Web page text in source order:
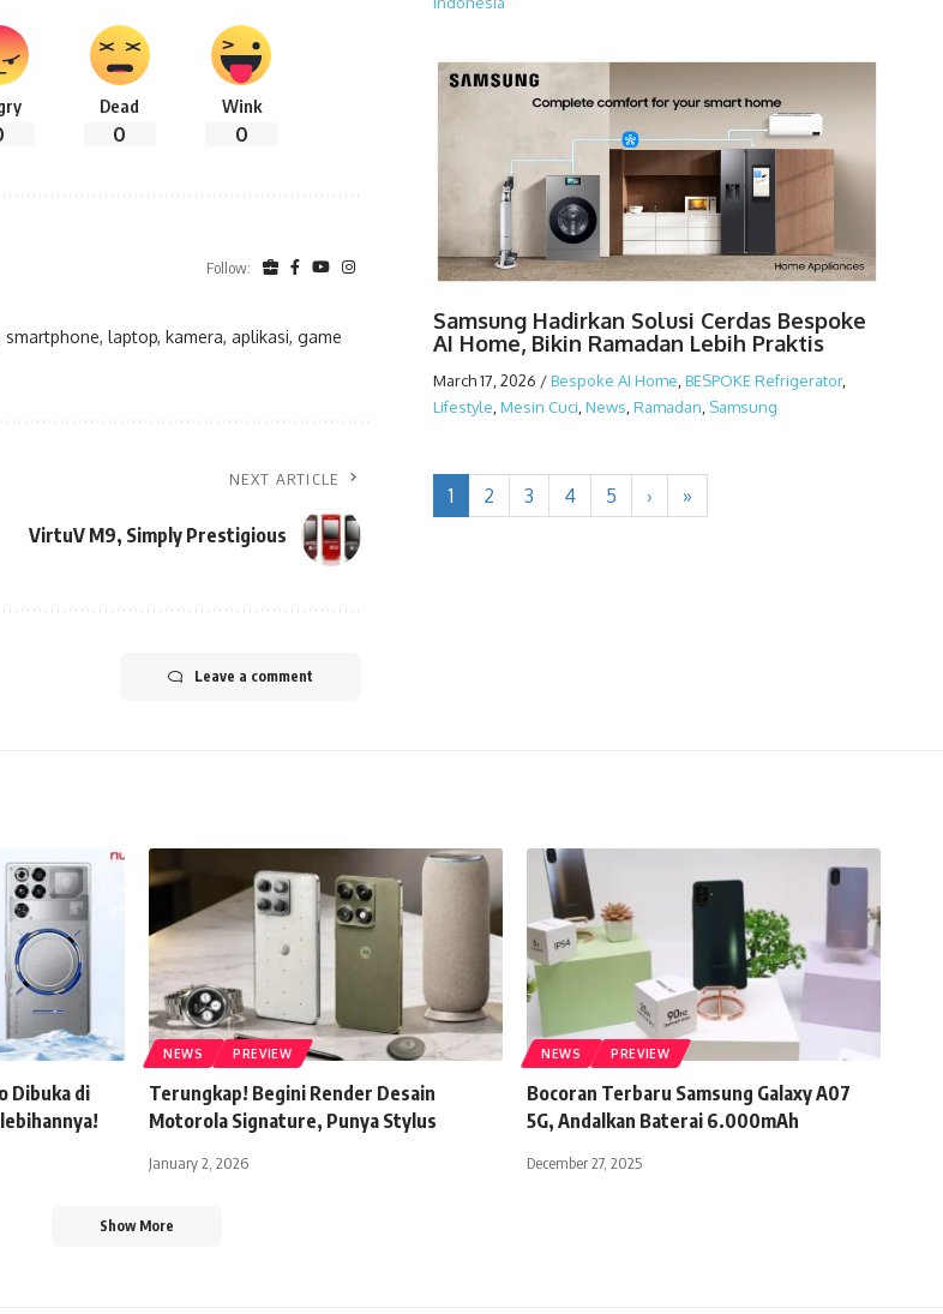
Dead
0
Wink
0
Follow:
laptop, kamera, aplikasi, game
NEXT ARTICLE
VirtuV M9, Simply Prestigious
Leave a comment
Samsung Hadirkan Solusi Cerdas Bespoke
AI Home, Bikin Ramadan Lebih Praktis
March 17, 2026 /Bespoke AI Home BESPOKE Refrigerator,
Lifestyle Mesin Cuci News Ramadan Samsung
1 2 3 4 5 › »
Dibuka di
NEWS PREVIEW
Terungkap! Begini Render Desain
Motorola Signature, Punya Stylus
January 2, 2026
NEWS PREVIEW
Bocoran Terbaru Samsung Galaxy A07
5G, Andalkan Baterai 6.000mAh
December 27, 2025
Show More